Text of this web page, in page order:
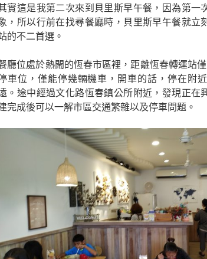
實這是我第二次來到貝里斯早午餐，因為第一
，所以行前在找尋餐廳時，貝里斯早午餐就立
的不二首選。
廳位處於熱閙的恆春市區裡，距離恆春轉運站
車位，僅能停幾輛機車，開車的話，停在附
。途中經過文化路恆春鎮公所附近，發現正在
完成後可以一解市區交通繁雜以及停車問題。